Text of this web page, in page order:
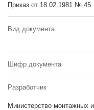
Приказ от 18.02.1981 № 45
Вид документа
Шифр документа
Разработчик
Министерство монтажных